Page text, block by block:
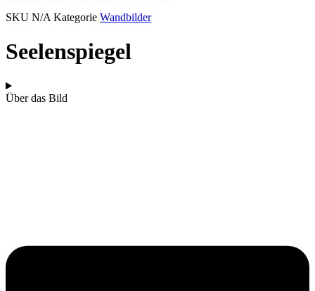
SKU N/A Kategorie Wandbilder
Seelenspiegel
Über das Bild